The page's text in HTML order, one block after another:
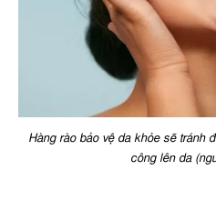
Hàng rào bảo vệ da khỏe sẽ tránh
công lên da